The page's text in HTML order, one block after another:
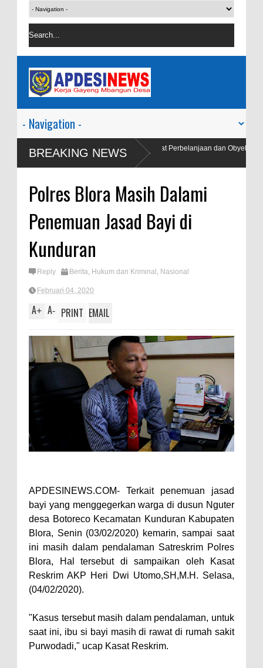
BREAKING NEWS
Blora Patroli Keamanan Pusat Perbelanjaan dan Obyek
Polres Blora Masih Dalami
Penemuan Jasad Bayi di
Kunduran
Reply Berita, Hukum dan Kriminal , Nasional
Februari 04, 2020
A+ A- PRINT EMAIL
APDESINEWS.COM- Terkait penemuan jasad
bayi yang menggegerkan warga di dusun Nguter
desa Botoreco Kecamatan Kunduran Kabupaten
Blora, Senin (03/02/2020) kemarin, sampai saat
ini masih dalam pendalaman Satreskrim Polres
Blora, Hal tersebut di sampaikan oleh Kasat
Reskrim AKP Heri Dwi Utomo,SH,M.H. Selasa,
(04/02/2020).
"Kasus tersebut masih dalam pendalaman, untuk
saat ini, ibu si bayi masih di rawat di rumah sakit
Purwodadi," ucap Kasat Reskrim.